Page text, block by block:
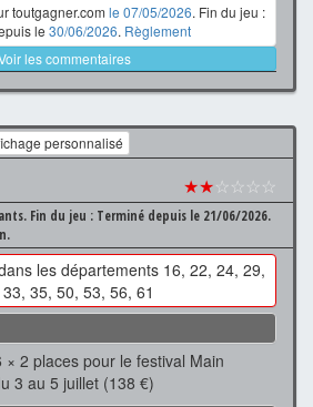
toutgagner.com le 07/05/2026. Fin du jeu :
le 30/06/2026. Règlement
les commentaires
personnalisé
★★☆☆☆☆
Fin du jeu : Terminé depuis le 21/06/2026.
les départements 16, 22, 24, 29,
33, 35, 50, 53, 56, 61
× 2 places pour le festival Main
3 au 5 juillet (138 €)